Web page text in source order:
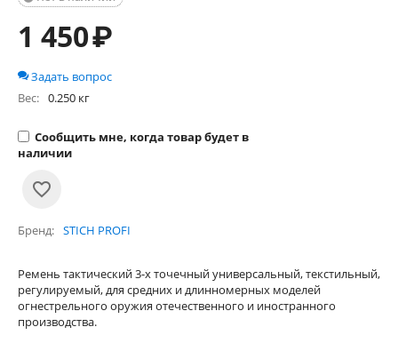
1 450₽
Задать вопрос
Вес: 0.250 кг
Сообщить мне, когда товар будет в
наличии
Бренд STICH PROFI
Ремень тактический 3-х точечный универсальный, текстильный,
регулируемый, для средних и длинномерных моделей
огнестрельного оружия отечественного и иностранного
производства.